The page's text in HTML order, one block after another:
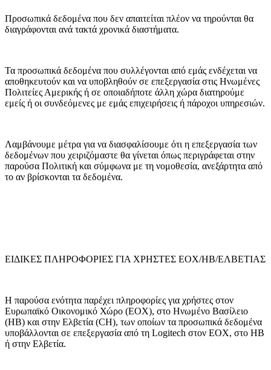
Προσωπικά δεδομένα που δεν απαιτείται πλέον να τηρούνται θα
διαγράφονται ανά τακτά χρονικά διαστήματα.
Τα προσωπικά δεδομένα που συλλέγονται από εμάς ενδέχεται να
αποθηκευτούν και να υποβληθούν σε επεξεργασία στις Ηνωμένες
Πολιτείες Αμερικής ή σε οποιαδήποτε άλλη χώρα διατηρούμε
εμείς ή οι συνδεόμενες με εμάς επιχειρήσεις ή πάροχοι υπηρεσιών.
Λαμβάνουμε μέτρα για να διασφαλίσουμε ότι η επεξεργασία των
δεδομένων που χειριζόμαστε θα γίνεται όπως περιγράφεται στην
παρούσα Πολιτική και σύμφωνα με τη νομοθεσία, ανεξάρτητα από
το αν βρίσκονται τα δεδομένα.
ΕΙΔΙΚΕΣ ΠΛΗΡΟΦΟΡΙΕΣ ΓΙΑ ΧΡΗΣΤΕΣ ΕΟΧ/ΗΒ/ΕΛΒΕΤΙΑΣ
Η παρούσα ενότητα παρέχει πληροφορίες για χρήστες στον
Ευρωπαϊκό Οικονομικό Χώρο (ΕΟΧ), στο Ηνωμένο Βασίλειο
(ΗΒ) και στην Ελβετία (CH), των οποίων τα προσωπικά δεδομένα
υποβάλλονται σε επεξεργασία από τη Logitech στον ΕΟΧ, στο ΗΒ
ή στην Ελβετία.